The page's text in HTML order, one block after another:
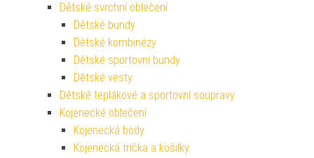
Dětské svrchní oblečení
Dětské bundy
Dětské kombinézy
Dětské sportovní bundy
Dětské vesty
Dětské teplákové a sportovní soupravy
Kojenecké oblečení
Kojenecká body
Kojenecká trička a košilky